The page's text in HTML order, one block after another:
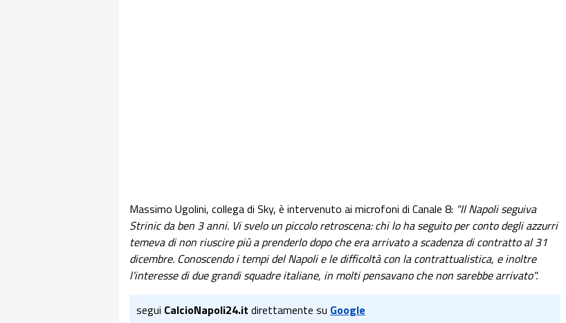
Massimo Ugolini, collega di Sky, è intervenuto ai microfoni di Canale 8: "Il Napoli seguiva
Strinic da ben 3 anni. Vi svelo un piccolo retroscena: chi lo ha seguito per conto degli azzurri
temeva di non riuscire più a prenderlo dopo che era arrivato a scadenza di contratto al 31
dicembre. Conoscendo i tempi del Napoli e le difficoltà con la contrattualistica, e inoltre
l'interesse di due grandi squadre italiane, in molti pensavano che non sarebbe arrivato".
segui CalcioNapoli24.it direttamente su Google